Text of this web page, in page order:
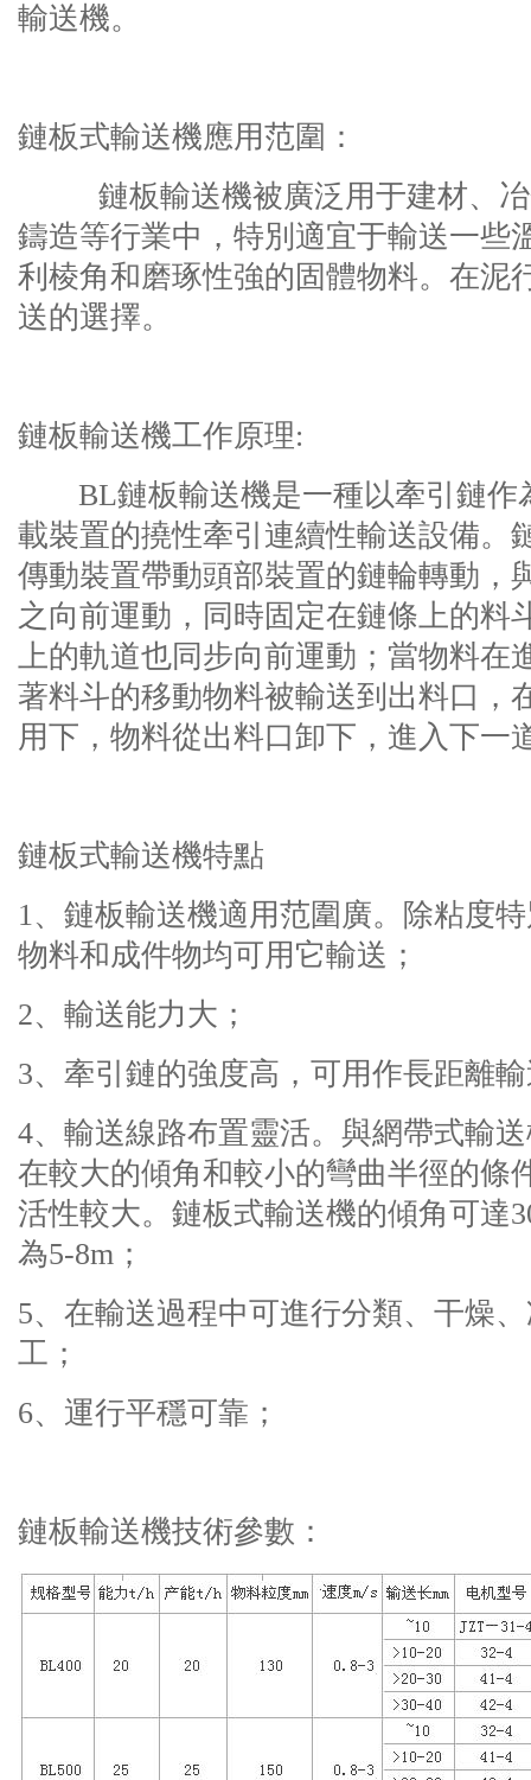
輸送機。
鏈板式輸送機應用范圍：
鏈板輸送機被廣泛用于建材、冶
鑄造等行業中，特別適宜于輸送一些
利棱角和磨琢性強的固體物料。在泥
送的選擇。
鏈板輸送機工作原理:
BL鏈板輸送機是一種以牽引鏈作
載裝置的撓性牽引連續性輸送設備。
傳動裝置帶動頭部裝置的鏈輪轉動，
之向前運動，同時固定在鏈條上的料
上的軌道也同步向前運動；當物料
著料斗的移動物料被輸送到出料口，
用下，物料從出料口卸下，進入下一
鏈板式輸送機特點
1、鏈板輸送機適用范圍廣。除粘度
物料和成件物均可用它輸送；
2、輸送能力大；
3、牽引鏈的強度高，可用作長距離
4、輸送線路布置靈活。與網帶式輸
在較大的傾角和較小的彎曲半徑的條
活性較大。鏈板式輸送機的傾角可達
為5-8m；
5、在輸送過程中可進行分類、干燥
工；
6、運行平穩可靠；
鏈板輸送機技術參數：